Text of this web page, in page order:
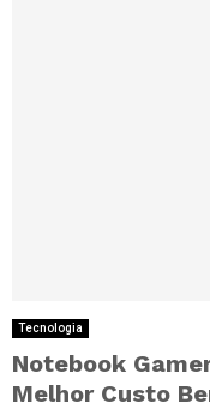
Tecnologia
Notebook
Melhor Custo